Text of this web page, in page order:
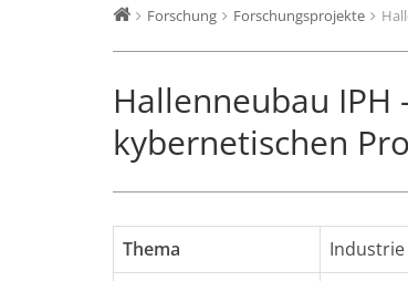
Forschung Forschungsprojekte
Hallenneubau IPH
kybernetischen
Thema
Industrie